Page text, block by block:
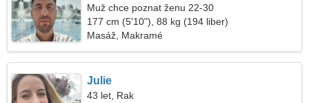
Muž chce poznat ženu 22-30
177 cm (5'10"), 88 kg (194 liber)
Masáž, Makramé
Julie
43 let, Rak